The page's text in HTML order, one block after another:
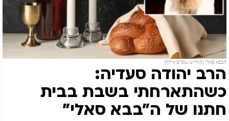
הבבא סאלי (קרדיט: עמרם אילוז)
הרב יהודה סעדיה:
כשהתארחתי בשבת בבית
חתנו של ה"בבא סאלי"